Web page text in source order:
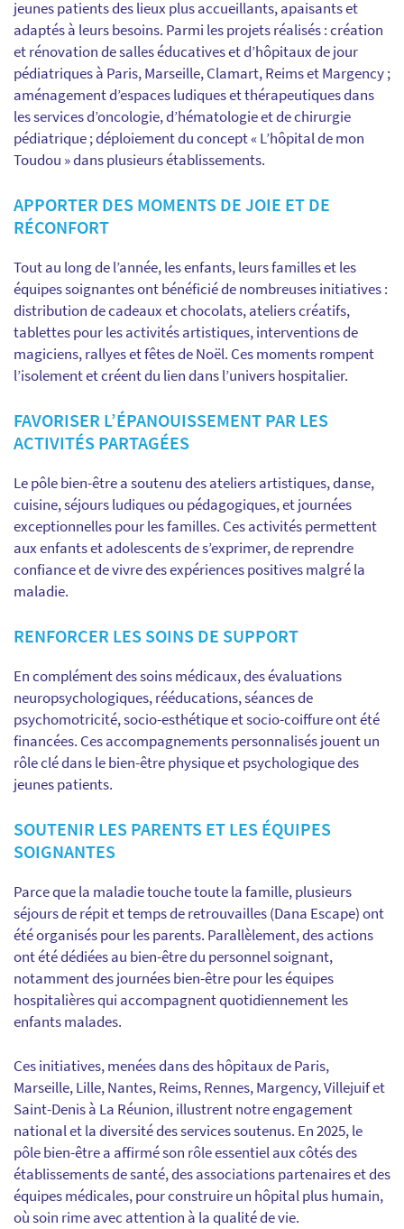
jeunes patients des lieux plus accueillants, apaisants et
adaptés à leurs besoins. Parmi les projets réalisés : création
et rénovation de salles éducatives et d’hôpitaux de jour
pédiatriques à Paris, Marseille, Clamart, Reims et Margency ;
aménagement d’espaces ludiques et thérapeutiques dans
les services d’oncologie, d’hématologie et de chirurgie
pédiatrique ; déploiement du concept « L’hôpital de mon
Toudou » dans plusieurs établissements.
APPORTER DES MOMENTS DE JOIE ET DE
RÉCONFORT
Tout au long de l’année, les enfants, leurs familles et les
équipes soignantes ont bénéficié de nombreuses initiatives :
distribution de cadeaux et chocolats, ateliers créatifs,
tablettes pour les activités artistiques, interventions de
magiciens, rallyes et fêtes de Noël. Ces moments rompent
l’isolement et créent du lien dans l’univers hospitalier.
FAVORISER L’ÉPANOUISSEMENT PAR LES
ACTIVITÉS PARTAGÉES
Le pôle bien-être a soutenu des ateliers artistiques, danse,
cuisine, séjours ludiques ou pédagogiques, et journées
exceptionnelles pour les familles. Ces activités permettent
aux enfants et adolescents de s’exprimer, de reprendre
confiance et de vivre des expériences positives malgré la
maladie.
RENFORCER LES SOINS DE SUPPORT
En complément des soins médicaux, des évaluations
neuropsychologiques, rééducations, séances de
psychomotricité, socio-esthétique et socio-coiffure ont été
financées. Ces accompagnements personnalisés jouent un
rôle clé dans le bien-être physique et psychologique des
jeunes patients.
SOUTENIR LES PARENTS ET LES ÉQUIPES
SOIGNANTES
Parce que la maladie touche toute la famille, plusieurs
séjours de répit et temps de retrouvailles (Dana Escape) ont
été organisés pour les parents. Parallèlement, des actions
ont été dédiées au bien-être du personnel soignant,
notamment des journées bien-être pour les équipes
hospitalières qui accompagnent quotidiennement les
enfants malades.
Ces initiatives, menées dans des hôpitaux de Paris,
Marseille, Lille, Nantes, Reims, Rennes, Margency, Villejuif et
Saint-Denis à La Réunion, illustrent notre engagement
national et la diversité des services soutenus. En 2025, le
pôle bien-être a affirmé son rôle essentiel aux côtés des
établissements de santé, des associations partenaires et des
équipes médicales, pour construire un hôpital plus humain,
où soin rime avec attention à la qualité de vie.